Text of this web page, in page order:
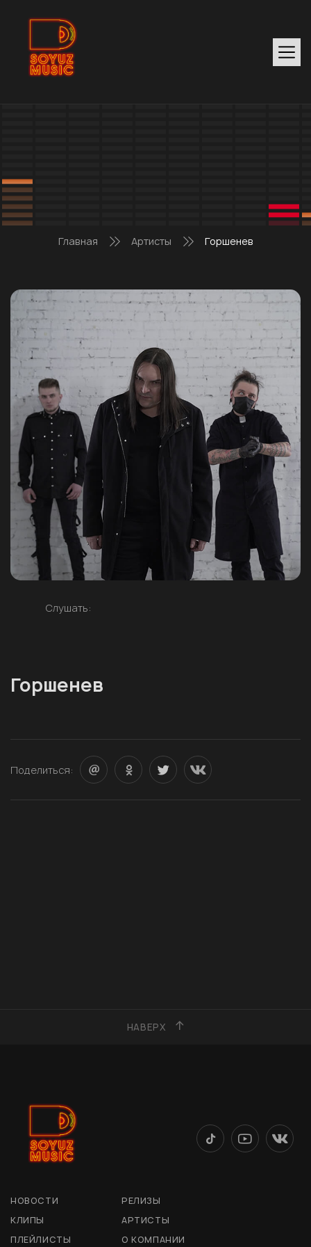
Главная Артисты Горшенев
Слушать:
Горшенев
Поделиться:
НАВЕРХ
НОВОСТИ
РЕЛИЗЫ
КЛИПЫ
АРТИСТЫ
ПЛЕЙЛИСТЫ
О КОМПАНИИ